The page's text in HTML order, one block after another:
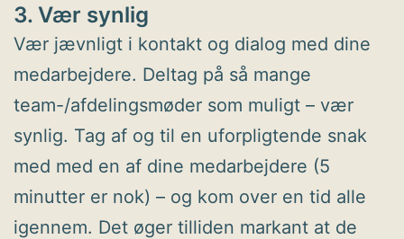
3. Vær synlig
Vær jævnligt i kontakt og dialog med dine
medarbejdere. Deltag på så mange
team-/afdelingsmøder som muligt – vær
synlig. Tag af og til en uforpligtende snak
med med en af dine medarbejdere (5
minutter er nok) – og kom over en tid alle
igennem. Det øger tilliden markant at de